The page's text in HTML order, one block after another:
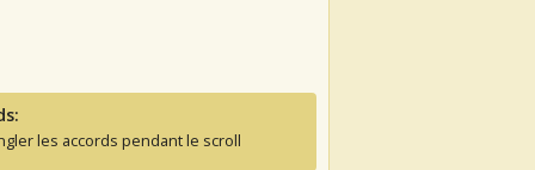
les accords pendant le scroll